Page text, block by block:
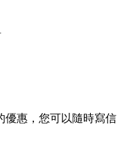
優惠，您可以隨時寫信